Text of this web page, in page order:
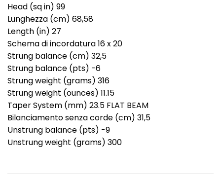
Head (sq in) 99
Lunghezza (cm) 68,58
Length (in) 27
Schema di incordatura 16 x 20
Strung balance (cm) 32,5
Strung balance (pts) -6
Strung weight (grams) 316
Strung weight (ounces) 11.15
Taper System (mm) 23.5 FLAT BEAM
Bilanciamento senza corde (cm) 31,5
Unstrung balance (pts) -9
Unstrung weight (grams) 300